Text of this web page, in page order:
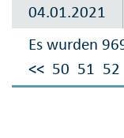
Es wurden
<< 50 51 52
04.01.2021